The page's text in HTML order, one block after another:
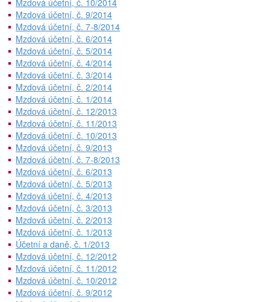
Mzdová účetní, č. 10/2014
Mzdová účetní, č. 9/2014
Mzdová účetní, č. 7-8/2014
Mzdová účetní, č. 6/2014
Mzdová účetní, č. 5/2014
Mzdová účetní, č. 4/2014
Mzdová účetní, č. 3/2014
Mzdová účetní, č. 2/2014
Mzdová účetní, č. 1/2014
Mzdová účetní, č. 12/2013
Mzdová účetní, č. 11/2013
Mzdová účetní, č. 10/2013
Mzdová účetní, č. 9/2013
Mzdová účetní, č. 7-8/2013
Mzdová účetní, č. 6/2013
Mzdová účetní, č. 5/2013
Mzdová účetní, č. 4/2013
Mzdová účetní, č. 3/2013
Mzdová účetní, č. 2/2013
Mzdová účetní, č. 1/2013
Účetní a daně, č. 1/2013
Mzdová účetní, č. 12/2012
Mzdová účetní, č. 11/2012
Mzdová účetní, č. 10/2012
Mzdová účetní, č. 9/2012